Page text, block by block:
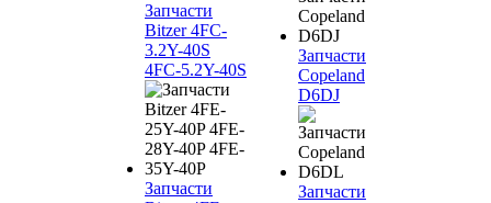
Запчасти
Bitzer 4FC-
3.2Y-40S
4FC-5.2Y-40S
Запчасти
Запчасти
Copeland
D6DJ
Запчасти